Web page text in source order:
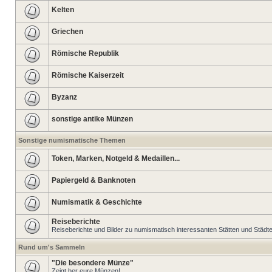
Kelten
Griechen
Römische Republik
Römische Kaiserzeit
Byzanz
sonstige antike Münzen
Sonstige numismatische Themen
Token, Marken, Notgeld & Medaillen...
Papiergeld & Banknoten
Numismatik & Geschichte
Reiseberichte
Reiseberichte und Bilder zu numismatisch interessanten Stätten und
Rund um's Sammeln
"Die besondere Münze"